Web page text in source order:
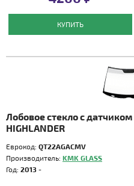
КУПИТЬ
Лобовое стекло с
HIGHLANDER
Еврокод: QT22AGACMV
Производитель: KMK GLASS
Год: 2013 -